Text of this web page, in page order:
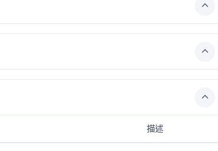
描述